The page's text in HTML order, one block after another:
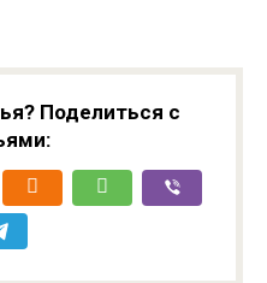
Поделиться с